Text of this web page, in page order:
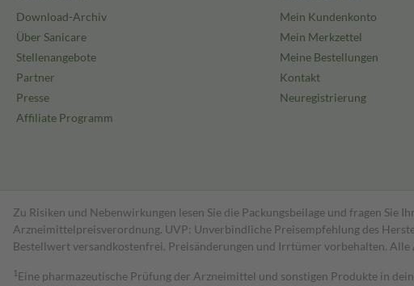
Download-Archiv
Über Sanicare
Stellenangebote
Partner
Presse
Affiliate Programm
Mein Kundenkonto
Mein Merkzettel
Meine Bestellungen
Kontakt
Neuregistrierung
Zu Risiken und Nebenwirkungen lesen Sie die Packungsbeilage und fragen
Arzneimittelpreisverordnung. UVP: Unverbindliche Preisempfehlung des
Bestell­wert versand­kosten­frei. Preisänderungen und Irrtümer vorbehalten.
1 Eine pharmazeutische Prüfung der Arzneimittel und sonstigen Produkte in